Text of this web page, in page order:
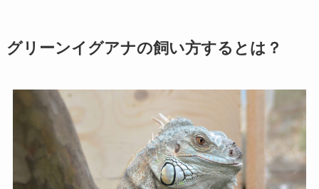
グリーンイグアナの飼い方するとは？